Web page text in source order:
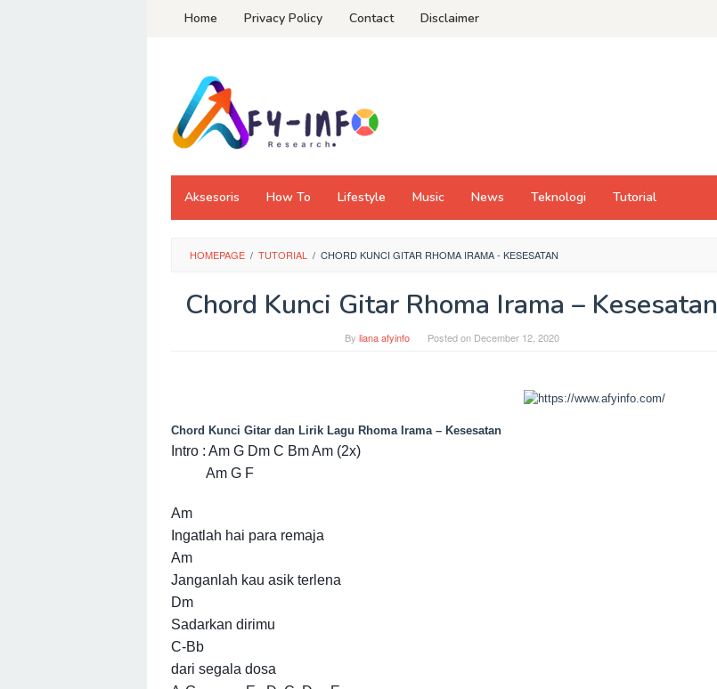
Home Privacy Policy Contact Disclaimer
Aksesoris How To Lifestyle Music News Teknologi Tutorial
HOMEPAGE / TUTORIAL / CHORD KUNCI GITAR RHOMA IRAMA - KESESATAN
Chord Kunci Gitar Rhoma Irama – Kesesatan
By liana afyinfo Posted on December 12, 2020
Chord Kunci Gitar dan Lirik Lagu Rhoma Irama – Kesesatan
Intro : Am G Dm C Bm Am (2x)
Am G F
Am
Ingatlah hai para remaja
Am
Janganlah kau asik terlena
Dm
Sadarkan dirimu
C-Bb
dari segala dosa